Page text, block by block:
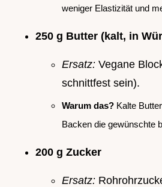
weniger Elastizität und
250 g Butter (kalt, in
Ersatz: Vegane
schnittfest sein).
Warum das? Kalte
Backen die gewünschte
200 g Zucker
Ersatz: